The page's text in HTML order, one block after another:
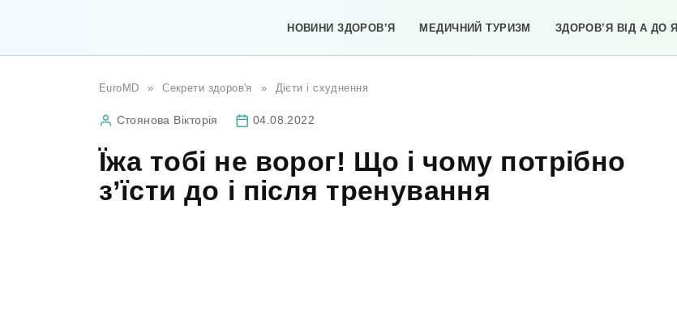
НОВИНИ ЗДОРОВ’Я МЕДИЧНИЙ ТУРИЗМ ЗДОРОВ’Я ВІД А ДО Я
EuroMD » Секрети здоров'я » Дієти і схуднення
Стоянова Вікторія 04.08.2022
Їжа тобі не ворог! Що і чому потрібно
з’їсти до і після тренування